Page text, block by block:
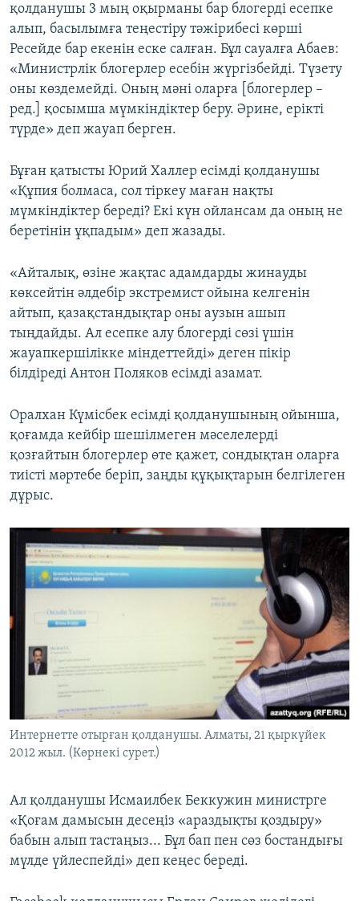
қолданушы 3 мың оқырманы бар блогерді есепке
алып, басылымға теңестіру тәжірибесі көрші
Ресейде бар екенін еске салған. Бұл сауалға Абаев:
«Министрлік блогерлер есебін жүргізбейді. Түзету
оны көздемейді. Оның мәні оларға [блогерлер –
ред.] қосымша мүмкіндіктер беру. Әрине, ерікті
түрде» деп жауап берген.
Бұған қатысты Юрий Халлер есімді қолданушы
«Құпия болмаса, сол тіркеу маған нақты
мүмкіндіктер береді? Екі күн ойлансам да оның не
беретінін ұқпадым» деп жазады.
«Айталық, өзіне жақтас адамдарды жинауды
көксейтін әлдебір экстремист ойына келгенін
айтып, қазақстандықтар оны аузын ашып
тыңдайды. Ал есепке алу блогерді сөзі үшін
жауапкершілікке міндеттейді» деген пікір
білдіреді Антон Поляков есімді азамат.
Оралхан Күмісбек есімді қолданушының ойынша,
қоғамда кейбір шешілмеген мәселелерді
қозғайтын блогерлер өте қажет, сондықтан оларға
тиісті мәртебе беріп, заңды құқықтарын белгілеген
дұрыс.
Интернетте отырған қолданушы. Алматы, 21 қыркүйек
2012 жыл. (Көрнекі сурет.)
Ал қолданушы Исмаилбек Беккужин министрге
«Қоғам дамысын десеңіз «араздықты қоздыру»
бабын алып тастаңыз... Бұл бап пен сөз бостандығы
мүлде үйлеспейді» деп кеңес береді.